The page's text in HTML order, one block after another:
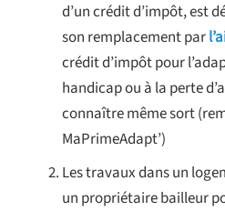
d’un crédit d’impôt, est
son remplacement par
crédit d’impôt pour
handicap ou à la perte
connaître même sort
MaPrimeAdapt’)
Les travaux dans un
un propriétaire bailleur